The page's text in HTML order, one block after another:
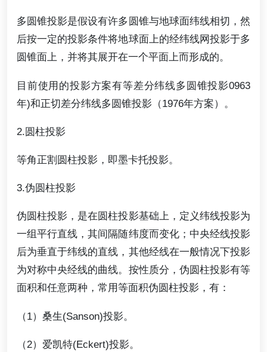
多圆锥投影是假设有许多圆锥与地球面纬线相切，然
后按一定的投影条件将地球面上的经纬线网投影于多
圆锥面上，并将其展开在一个平面上而形成的。
目前使用的投影方案有等差分纬线多圆锥投影0963
年)和正切差分纬线多圆锥投影（1976年方案）。
2.圆柱投影
等角正割圆柱投影，即墨卡托投影。
3.伪圆柱投影
伪圆柱投影，是在圆柱投影基础上，定义纬线投影为
一组平行直线，其间隔随纬度而变化；中央经线投影
后为垂直于纬线的直线，其他经线在一般情况下投影
为对称中央经线的曲线。按性质分，伪圆柱投影有等
面积和任意两种，常用等面积伪圆柱投影，有：
（1）桑生(Sanson)投影。
（2）爱凯特(Eckert)投影。